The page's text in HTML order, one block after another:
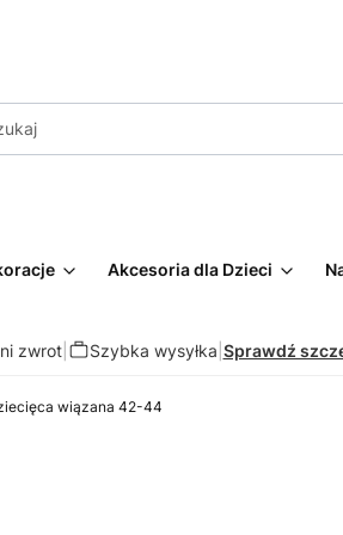
Akcesoria dla Dzieci
zwrot| Szybka wysyłka Sprawdź
wiązana 42-44